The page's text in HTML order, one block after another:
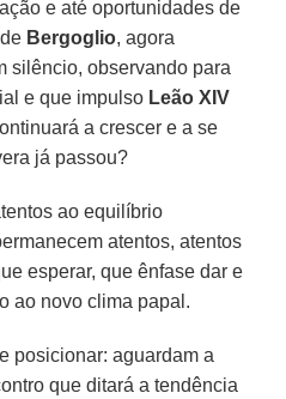
e até oportunidades de
Bergoglio, agora
silêncio, observando para
e que impulso Leão XIV
a crescer e a se
já passou?
ao equilíbrio
atentos, atentos
esperar, que ênfase dar e
ao novo clima papal.
posicionar: aguardam a
que ditará a tendência